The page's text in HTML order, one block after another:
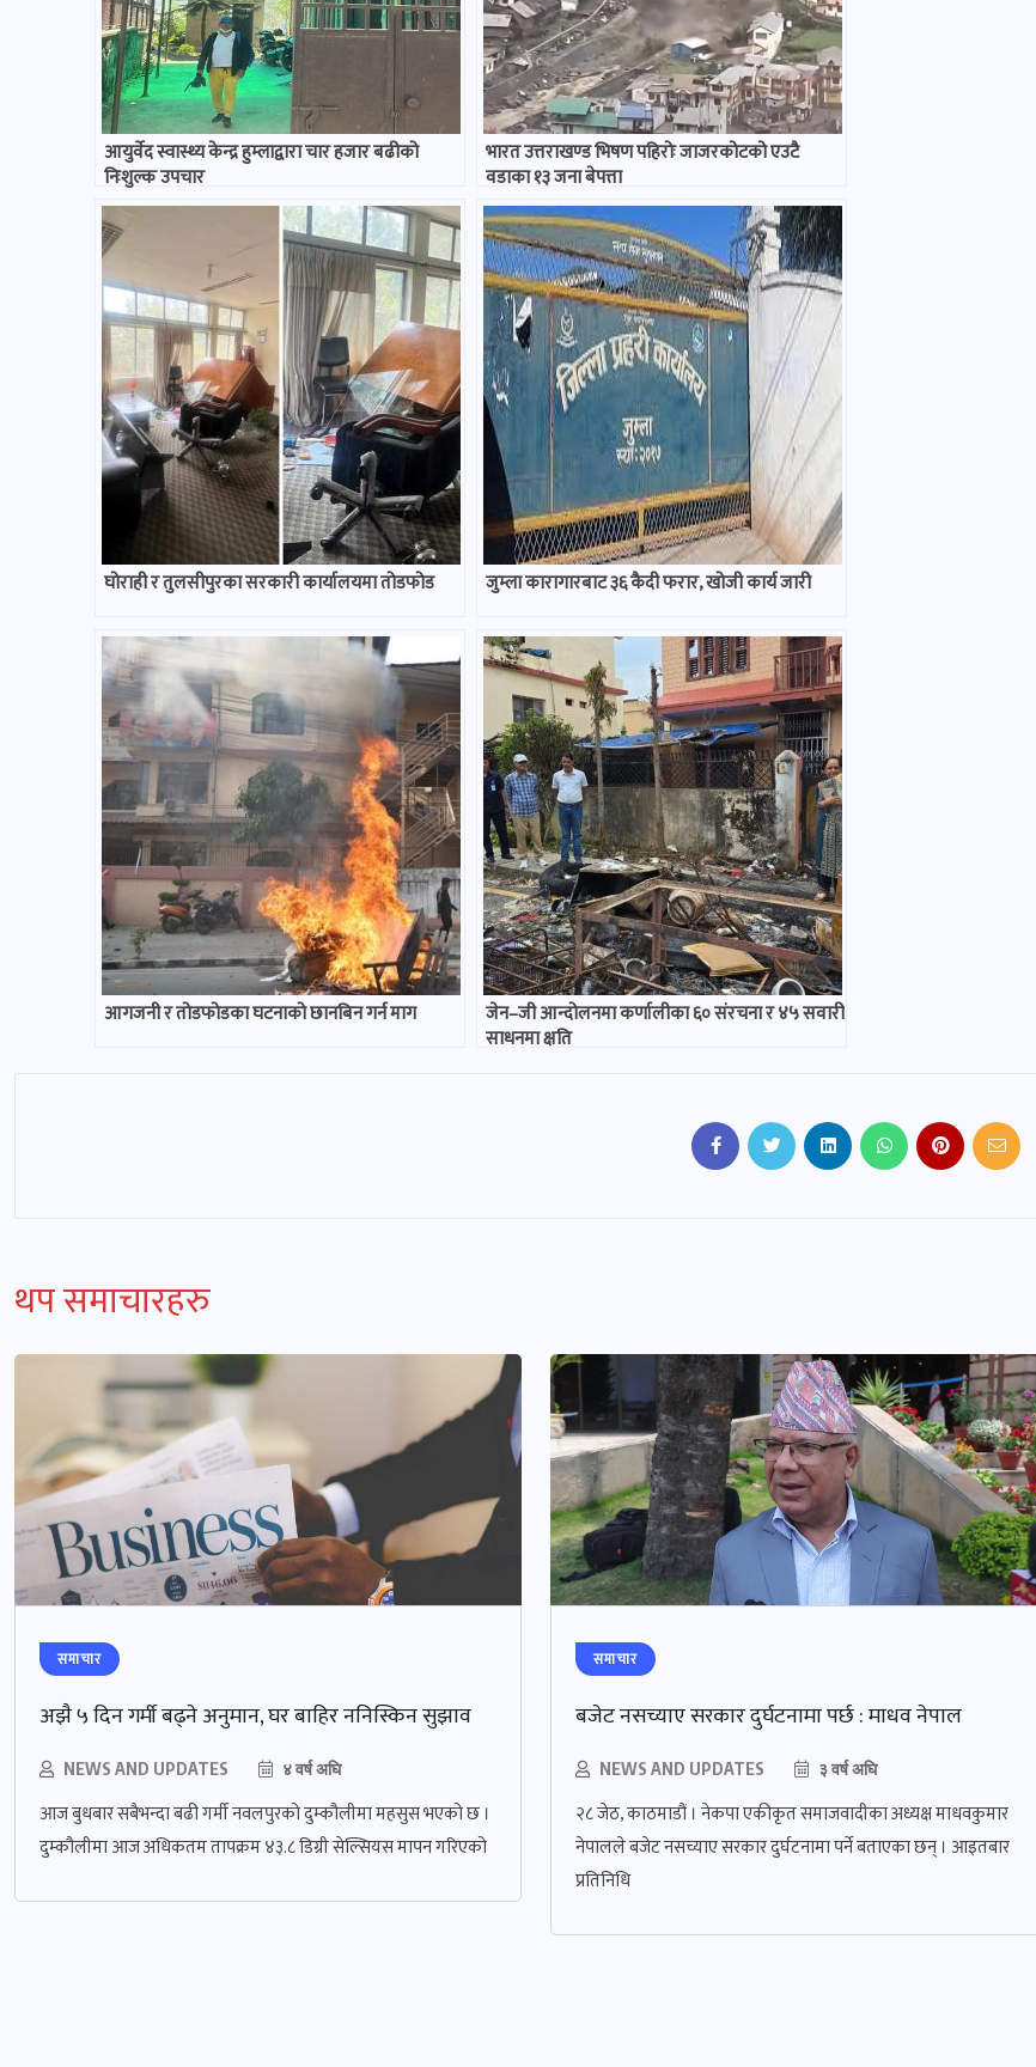
आयुर्वेद स्वास्थ्य केन्द्र हुम्लाद्वारा चार हजार बढीको
निःशुल्क उपचार
भारत उत्तराखण्ड भिषण पहिरोः जाजरकोटको एउटै
वडाका १३ जना बेपत्ता
घोराही र तुलसीपुरका सरकारी कार्यालयमा तोडफोड जुम्ला कारागारबाट ३६ कैदी फरार, खोजी कार्य जारी
आगजनी र तोडफोडका घटनाको छानबिन गर्न माग
जेन–जी आन्दोलनमा कर्णालीका ६० संरचना र ४५ सवारी
साधनमा क्षति
थप समाचारहरु
समाचार
अझै ५ दिन गर्मी बढ्ने अनुमान, घर बाहिर ननिस्किन सुझाव
NEWS AND UPDATES ४ वर्ष अघि
आज बुधबार सबैभन्दा बढी गर्मी नवलपुरको दुम्कौलीमा महसुस भएको छ ।
दुम्कौलीमा आज अधिकतम तापक्रम ४३.८ डिग्री सेल्सियस मापन गरिएको
समाचार
बजेट नसच्याए सरकार दुर्घटनामा पर्छ : माधव नेपाल
NEWS AND UPDATES ३ वर्ष अघि
२८ जेठ, काठमाडौं । नेकपा एकीकृत समाजवादीका अध्यक्ष माधवकुमार
नेपालले बजेट नसच्याए सरकार दुर्घटनामा पर्ने बताएका छन् । आइतबार
प्रतिनिधि